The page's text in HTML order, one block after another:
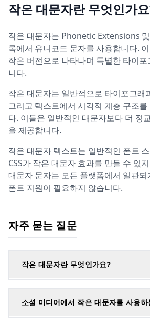
작은 대문자란 무엇인가
작은 대문자는 Phonetic Extensions
록에서 유니코드 문자를 사용합니다.
작은 버전으로 나타나며 특별한 타이
니다.
작은 대문자는 일반적으로 타이포그래
그리고 텍스트에서 시각적 계층 구조
다. 이들은 일반적인 대문자보다 더 정
을 제공합니다.
작은 대문자 텍스트는 일반적인 폰트
CSS가 작은 대문자 효과를 만들 수 있
대문자 문자는 모든 플랫폼에서 일관
폰트 지원이 필요하지 않습니다.
자주 묻는 질문
작은 대문자란 무엇인가요?
소셜 미디어에서 작은 대문자를 사용